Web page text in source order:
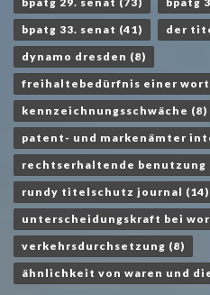
bpatg 33. senat (41) der
dynamo dresden (8)
freihaltebedürfnis einer
kennzeichnungsschwäche (8)
patent- und markenämter
rechtserhaltende benutzung
rundy titelschutz journal (14)
unterscheidungskraft bei
verkehrsdurchsetzung (8)
ähnlichkeit von waren und